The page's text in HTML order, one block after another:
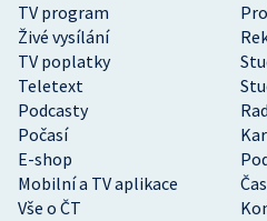
TV program
Živé vysílání
TV poplatky
Teletext
Podcasty
Počasí
E-shop
Mobilní a TV aplikace
Vše o ČT